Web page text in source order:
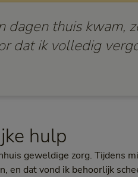
dagen thuis
dat ik volledig
hulp
geweldige zorg. Tijdens
en dat vond ik behoorlijk